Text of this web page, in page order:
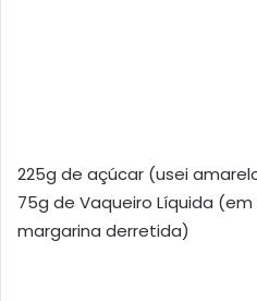
225g de açúcar (usei
75g de Vaqueiro Líquida
margarina derretida)